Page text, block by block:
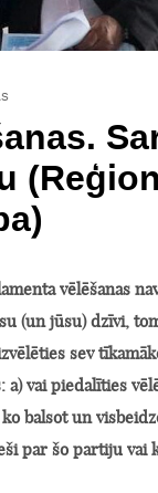
vēlēšanas
(un jūsu) dzīvi,
sev
a) vai piedalīties
balsot un
par šo partiju vai